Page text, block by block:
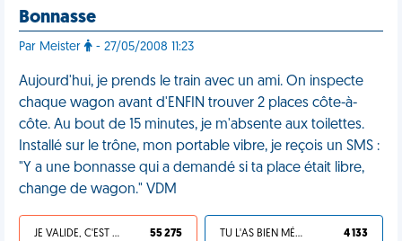
Bonnasse
Par Meister - 27/05/2008 11:23
Aujourd'hui, je prends le train avec un ami. On inspecte
chaque wagon avant d'ENFIN trouver 2 places côte-à-
côte. Au bout de 15 minutes, je m'absente aux toilettes.
Installé sur le trône, mon portable vibre, je reçois un SMS :
"Y a une bonnasse qui a demandé si ta place était libre,
change de wagon." VDM
JE VALIDE, C'EST UNE VDM 55 275 TU L'AS BIEN MÉRITÉ 4 133